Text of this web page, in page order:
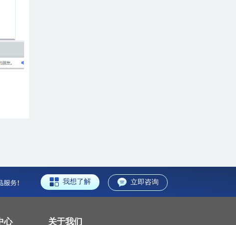
我想了解 立即咨询
心 关于我们